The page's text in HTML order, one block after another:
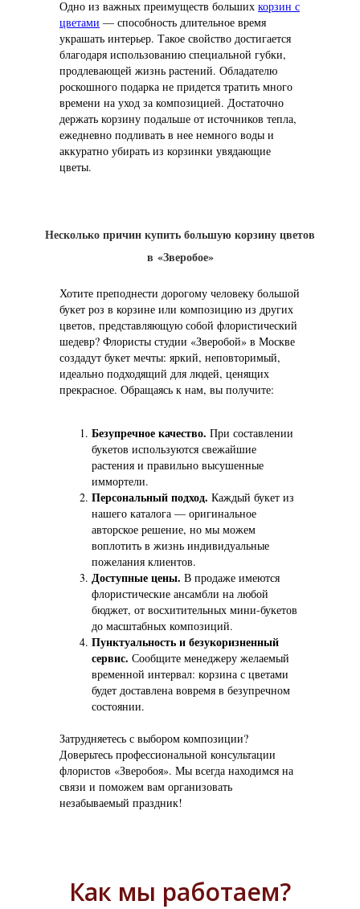
Одно из важных преимуществ больших корзин с
цветами — способность длительное время
украшать интерьер. Такое свойство достигается
благодаря использованию специальной губки,
продлевающей жизнь растений. Обладателю
роскошного подарка не придется тратить много
времени на уход за композицией. Достаточно
держать корзину подальше от источников тепла,
ежедневно подливать в нее немного воды и
аккуратно убирать из корзинки увядающие
цветы.
Несколько причин купить большую корзину цветов
в «Зверобое»
Хотите преподнести дорогому человеку большой
букет роз в корзине или композицию из других
цветов, представляющую собой флористический
шедевр? Флористы студии «Зверобой» в Москве
создадут букет мечты: яркий, неповторимый,
идеально подходящий для людей, ценящих
прекрасное. Обращаясь к нам, вы получите:
Безупречное качество. При составлении
букетов используются свежайшие
растения и правильно высушенные
иммортели.
Персональный подход. Каждый букет из
нашего каталога — оригинальное
авторское решение, но мы можем
воплотить в жизнь индивидуальные
пожелания клиентов.
Доступные цены. В продаже имеются
флористические ансамбли на любой
бюджет, от восхитительных мини-букетов
до масштабных композиций.
Пунктуальность и безукоризненный
сервис. Сообщите менеджеру желаемый
временной интервал: корзина с цветами
будет доставлена вовремя в безупречном
состоянии.
Затрудняетесь с выбором композиции?
Доверьтесь профессиональной консультации
флористов «Зверобоя». Мы всегда находимся на
связи и поможем вам организовать
незабываемый праздник!
Как мы работаем?